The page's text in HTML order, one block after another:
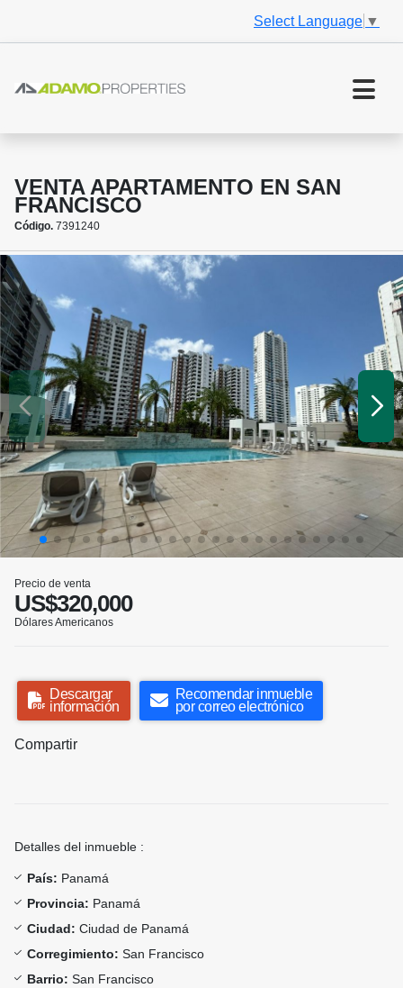
Select Language ▼
VENTA APARTAMENTO EN SAN
FRANCISCO
Código. 7391240
Precio de venta
US$320,000
Dólares Americanos
Descargar
información
Recomendar inmueble
por correo electrónico
Compartir
Detalles del inmueble :
País: Panamá
Provincia: Panamá
Ciudad: Ciudad de Panamá
Corregimiento: San Francisco
Barrio: San Francisco